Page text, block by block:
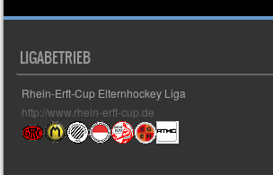
LIGABETRIEB
Rhein-Erft-Cup Elternhockey Liga
http://www.rhein-erft-cup.de